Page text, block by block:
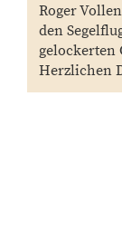
Roger
den
gelockerten
Herzlichen